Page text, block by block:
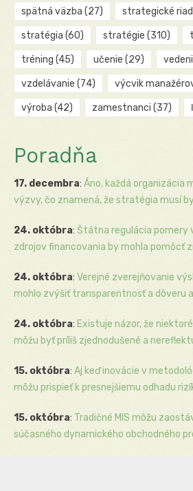
spätná väzba (27) strategické
stratégia (60) stratégie (310)
tréning (45) učenie (29)
vzdelávanie (74) výcvik
výroba (42) zamestnanci (37)
Poradňa
17. decembra: Áno, každá organizácia
výzvy, čo znamená, že stratégia musí
24. októbra: Štátna regulácia pomery
zdrojov financovania by mohla pomôcť
24. októbra: Verejné zverejňovanie
mohlo zvýšiť transparentnosť a dôveru
24. októbra: Existuje názor, že
môžu byť príliš zjednodušené a
15. októbra: Aj keď inovácie v
môžu prispieť k presnejšiemu odhadu
15. októbra: Tradičné MIS môžu
súčasného dynamického obchodného